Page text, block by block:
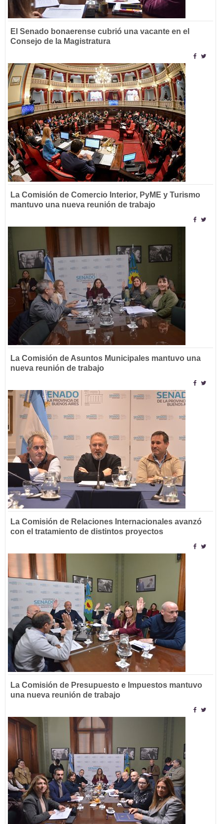
El Senado bonaerense cubrió una vacante en el
Consejo de la Magistratura
La Comisión de Comercio Interior, PyME y Turismo
mantuvo una nueva reunión de trabajo
La Comisión de Asuntos Municipales mantuvo una
nueva reunión de trabajo
La Comisión de Relaciones Internacionales avanzó
con el tratamiento de distintos proyectos
La Comisión de Presupuesto e Impuestos mantuvo
una nueva reunión de trabajo